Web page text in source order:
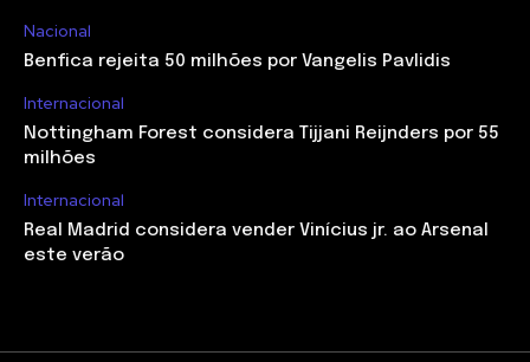
Nacional
Benfica rejeita 50 milhões por Vangelis Pavlidis
Internacional
Nottingham Forest considera Tijjani Reijnders por 55
milhões
Internacional
Real Madrid considera vender Vinícius jr. ao Arsenal
este verão